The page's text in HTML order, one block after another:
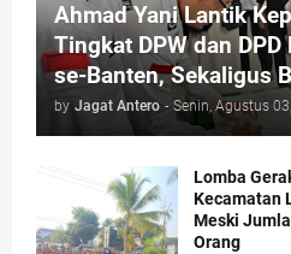
Ahmad Yani Lantik
Tingkat DPW dan
se-Banten, Sekaligus
by Jagat Antero - Senin, Agustus
Lomba
Kecamatan
Meski
Orang